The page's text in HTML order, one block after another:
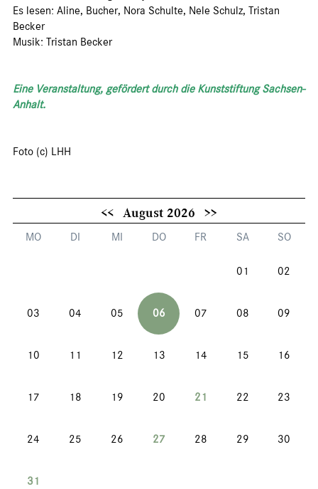
Es lesen: Aline, Bucher, Nora Schulte, Nele Schulz, Tristan
Becker
Musik: Tristan Becker
Eine Veranstaltung, gefördert durch die Kunststiftung Sachsen-
Anhalt.
Foto (c) LHH
<< August 2026 >>
MO DI MI DO FR SA SO
01 02
03 04 05 06 07 08 09
10 11 12 13 14 15 16
17 18 19 20 21 22 23
24 25 26 27 28 29 30
31